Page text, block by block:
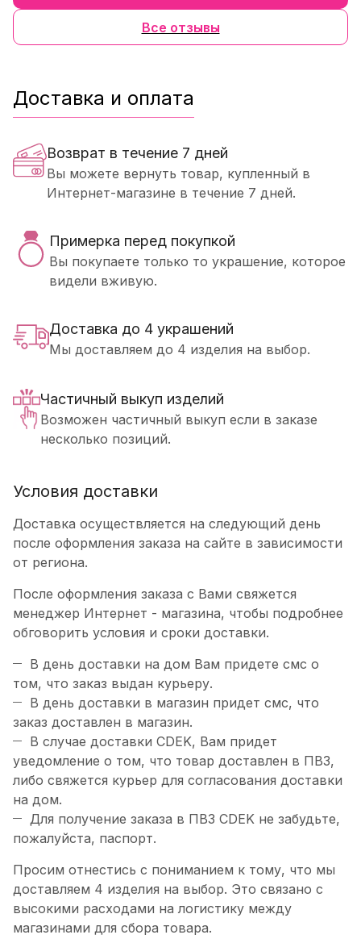
Все отзывы
Доставка и оплата
Возврат в течение 7 дней
Вы можете вернуть товар, купленный в
Интернет-магазине в течение 7 дней.
Примерка перед покупкой
Вы покупаете только то украшение, которое
видели вживую.
Доставка до 4 украшений
Мы доставляем до 4 изделия на выбор.
Частичный выкуп изделий
Возможен частичный выкуп если в заказе
несколько позиций.
Условия доставки
Доставка осуществляется на следующий день
после оформления заказа на сайте в зависимости
от региона.
После оформления заказа с Вами свяжется
менеджер Интернет - магазина, чтобы подробнее
обговорить условия и сроки доставки.
В день доставки на дом Вам придете смс о
том, что заказ выдан курьеру.
В день доставки в магазин придет смс, что
заказ доставлен в магазин.
В случае доставки CDEK, Вам придет
уведомление о том, что товар доставлен в ПВЗ,
либо свяжется курьер для согласования доставки
на дом.
Для получение заказа в ПВЗ CDEK не забудьте,
пожалуйста, паспорт.
Просим отнестись с пониманием к тому, что мы
доставляем 4 изделия на выбор. Это связано с
высокими расходами на логистику между
магазинами для сбора товара.